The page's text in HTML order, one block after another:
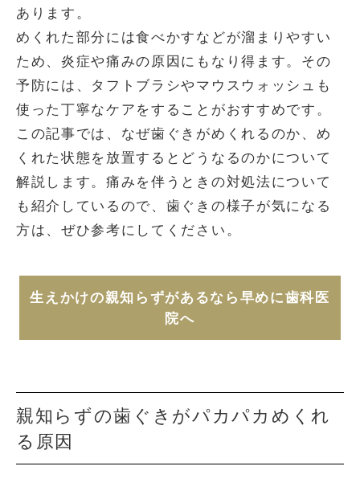
あります。
めくれた部分には食べかすなどが溜まりやすい
ため、炎症や痛みの原因にもなり得ます。その
予防には、タフトブラシやマウスウォッシュも
使った丁寧なケアをすることがおすすめです。
この記事では、なぜ歯ぐきがめくれるのか、め
くれた状態を放置するとどうなるのかについて
解説します。痛みを伴うときの対処法について
も紹介しているので、歯ぐきの様子が気になる
方は、ぜひ参考にしてください。
生えかけの親知らずがあるなら早めに歯科医
院へ
親知らずの歯ぐきがパカパカめくれ
る原因